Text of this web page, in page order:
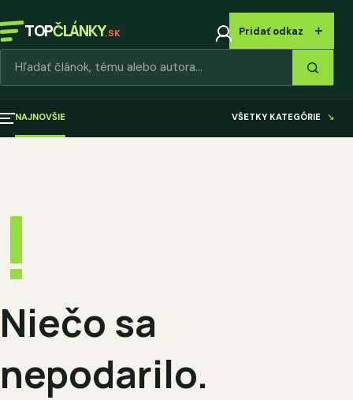
TOPČLÁNKY.SK Pridať odkaz ＋
NAJNOVŠIE VŠETKY KATEGÓRIE ↘
!
Niečo sa
nepodarilo.